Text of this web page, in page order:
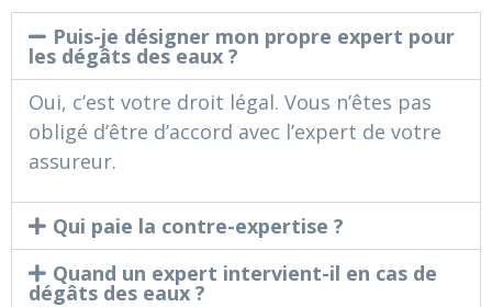
Puis-je désigner mon propre expert pour
les dégâts des eaux ?
Oui, c’est votre droit légal. Vous n’êtes pas
obligé d’être d’accord avec l’expert de votre
assureur.
Qui paie la contre-expertise ?
Quand un expert intervient-il en cas de
dégâts des eaux ?